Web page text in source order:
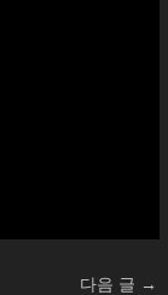
다음 글 →